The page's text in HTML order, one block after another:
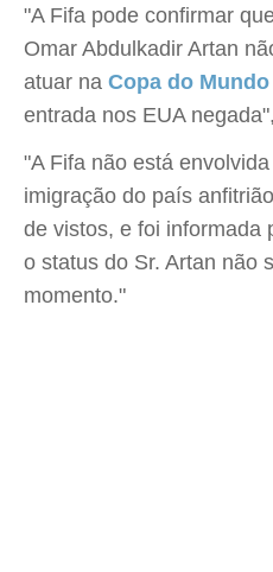
"A Fifa pode confirmar
Omar Abdulkadir Artan
atuar na Copa do
entrada nos EUA
"A Fifa não está
imigração do país
de vistos, e foi informada
o status do Sr. Artan não
momento."